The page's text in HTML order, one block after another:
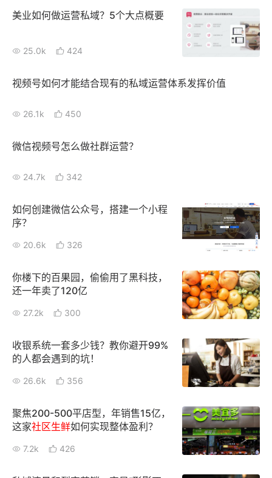
培训课程
私域课程
增长俱乐部
增长俱乐部
商家社区 社群交流
认证服务商
有赞云
美业如何做运营私域？5个大点概要
25.0k 424
视频号如何才能结合现有的私域运营体系发挥价值
26.1k 450
微信视频号怎么做社群运营？
24.7k 342
如何创建微信公众号，搭建一个小程
序？
20.6k 326
你楼下的百果园，偷偷用了黑科技，
还一年卖了120亿
27.2k 300
收银系统一套多少钱？教你避开99%
的人都会遇到的坑！
26.6k 356
聚焦200-500平店型，年销售15亿，
这家社区生鲜如何实现整体盈利？
7.2k 426